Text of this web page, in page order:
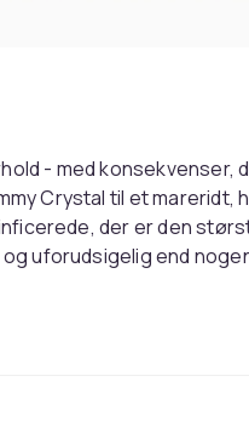
- med konsekvenser,
Crystal til et mareridt,
der er den
uforudsigelig end